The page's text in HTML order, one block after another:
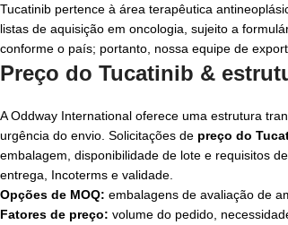
Tucatinib pertence à área terapêutica
listas de aquisição em oncologia, sujeito a
conforme o país; portanto, nossa equipe de
Preço do Tucatinib &
A Oddway International oferece uma estrutura
urgência do envio. Solicitações de preço do
embalagem, disponibilidade de lote e requisitos
entrega, Incoterms e validade.
Opções de MOQ: embalagens de avaliação de
Fatores de preço: volume do pedido,